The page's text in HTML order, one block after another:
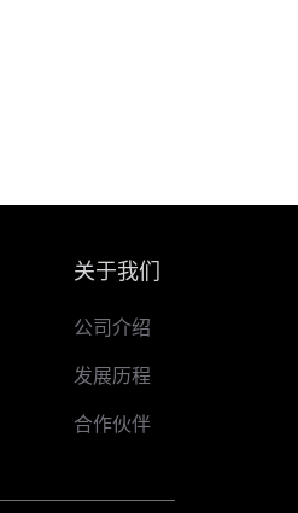
关于我们
公司介绍
发展历程
合作伙伴